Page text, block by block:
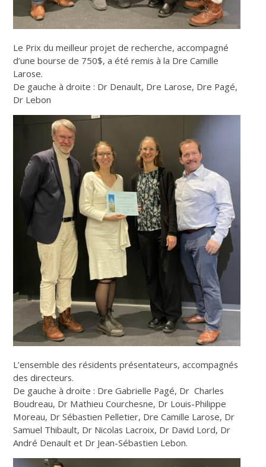
Le Prix du meilleur projet de recherche, accompagné
d’une bourse de 750$, a été remis à la Dre Camille
Larose.
De gauche à droite : Dr Denault, Dre Larose, Dre Pagé,
Dr Lebon
L’ensemble des résidents présentateurs, accompagnés
des directeurs.
De gauche à droite : Dre Gabrielle Pagé, Dr Charles
Boudreau, Dr Mathieu Courchesne, Dr Louis-Philippe
Moreau, Dr Sébastien Pelletier, Dre Camille Larose, Dr
Samuel Thibault, Dr Nicolas Lacroix, Dr David Lord, Dr
André Denault et Dr Jean-Sébastien Lebon.